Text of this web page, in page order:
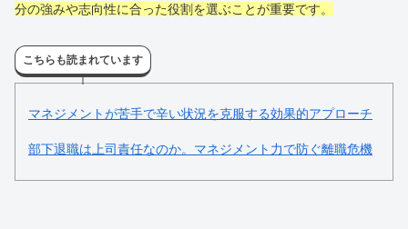
分の強みや志向性に合った役割を選ぶことが重要です。
こちらも読まれています
マネジメントが苦手で辛い状況を克服する効果的アプローチ
部下退職は上司責任なのか。マネジメント力で防ぐ離職危機